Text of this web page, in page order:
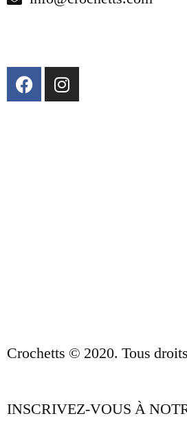
Crochetts © 2020. Tous
INSCRIVEZ-VOUS À